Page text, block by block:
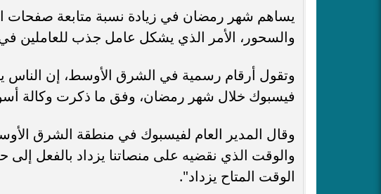
يساهم شهر رمضان في زيادة نسبة متابعة صفحات
والسحور، الأمر الذي يشكل عامل جذب للعاملين في
فيسبوك خلال شهر رمضان، وفق ما ذكرت وكالة
وقال المدير العام لفيسبوك في منطقة الشرق
والوقت الذي نقضيه على منصاتنا يزداد بالفعل
الوقت المتاح يزداد".